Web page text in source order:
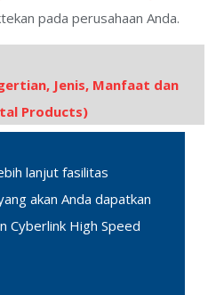
pada perusahaan Anda.
Jenis, Manfaat dan
Products)
lanjut fasilitas
akan Anda dapatkan
Cyberlink High Speed